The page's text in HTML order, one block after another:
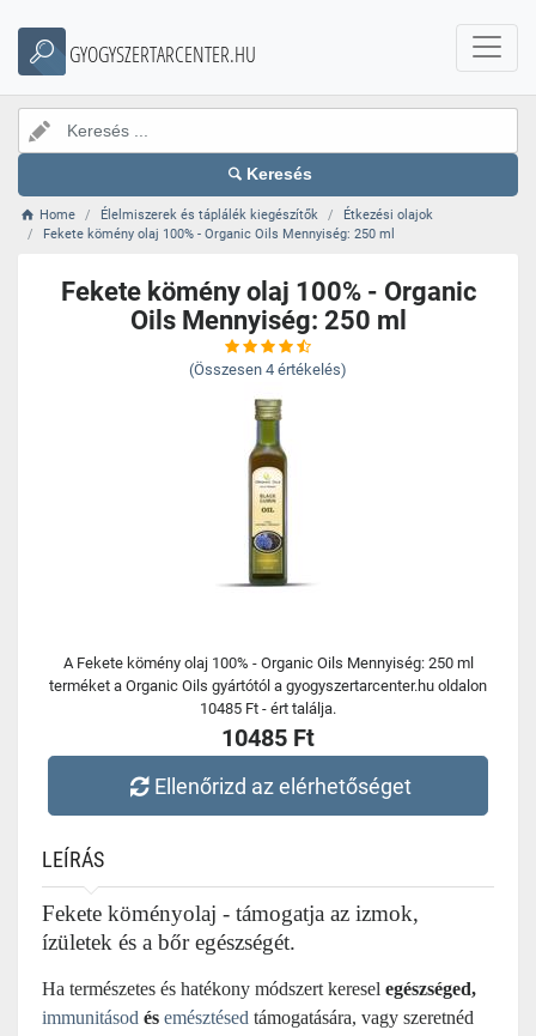
GYOGYSZERTARCENTER.HU
Keresés
Home Élelmiszerek és táplálék kiegészítők
Étkezési olajok
Fekete kömény olaj 100% - Organic Oils Mennyiség: 250 ml
Fekete kömény olaj 100% - Organic
Oils Mennyiség: 250 ml
(Összesen 4 értékelés)
A Fekete kömény olaj 100% - Organic Oils Mennyiség: 250 ml
terméket a Organic Oils gyártótól a gyogyszertarcenter.hu oldalon
10485 Ft - ért találja.
10485 Ft
Ellenőrizd az elérhetőséget
LEÍRÁS
Fekete köményolaj - támogatja az izmok,
ízületek és a bőr egészségét.
Ha természetes és hatékony módszert keresel egészséged,
immunitásod és emésztésed támogatására, vagy szeretnéd